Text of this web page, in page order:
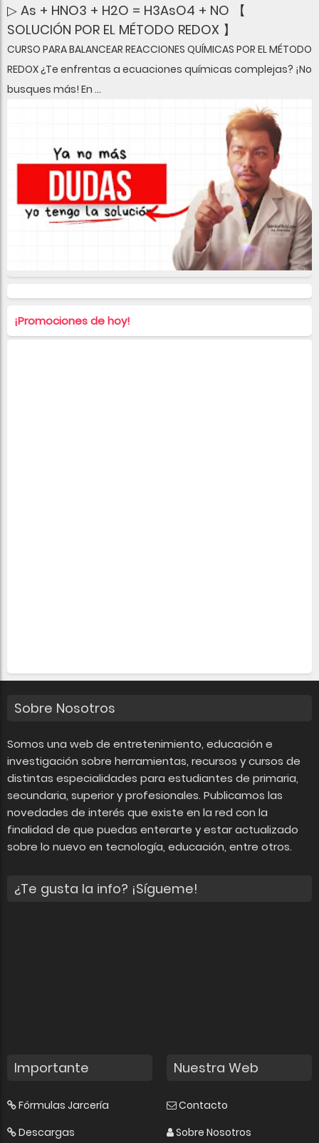
▷ As + HNO3 + H2O = H3AsO4 + NO 【
SOLUCIÓN POR EL MÉTODO REDOX 】
CURSO PARA BALANCEAR REACCIONES QUÍMICAS POR EL MÉTODO
REDOX ¿Te enfrentas a ecuaciones químicas complejas? ¡No
busques más! En ...
¡Promociones de hoy!
Sobre Nosotros
Somos una web de entretenimiento, educación e
investigación sobre herramientas, recursos y cursos de
distintas especialidades para estudiantes de primaria,
secundaria, superior y profesionales. Publicamos las
novedades de interés que existe en la red con la
finalidad de que puedas enterarte y estar actualizado
sobre lo nuevo en tecnología, educación, entre otros.
¿Te gusta la info? ¡Sígueme!
Importante
Fórmulas Jarcería
Descargas
Nuestra Web
Contacto
Sobre Nosotros